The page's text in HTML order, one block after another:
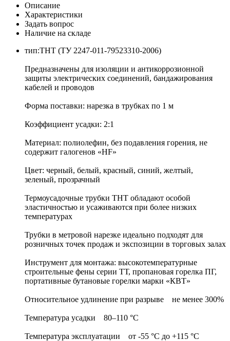
Описание
Характеристики
Задать вопрос
Наличие на складе
тип:ТНТ (ТУ 2247-011-79523310-2006)
Предназначены для изоляции и антикоррозионной
защиты электрических соединений, бандажирования
кабелей и проводов
Форма поставки: нарезка в трубках по 1 м
Коэффициент усадки: 2:1
Материал: полиолефин, без подавления горения, не
содержит галогенов «HF»
Цвет: черный, белый, красный, синий, желтый,
зеленый, прозрачный
Термоусадочные трубки ТНТ обладают особой
эластичностью и усаживаются при более низких
температурах
Трубки в метровой нарезке идеально подходят для
розничных точек продаж и экспозиции в торговых залах
Инструмент для монтажа: высокотемпературные
строительные фены серии ТТ, пропановая горелка ПГ,
портативные бутановые горелки марки «КВТ»
Относительное удлинение при разрыве не менее 300%
Температура усадки 80–110 °C
Температура эксплуатации от -55 °C до +115 °C